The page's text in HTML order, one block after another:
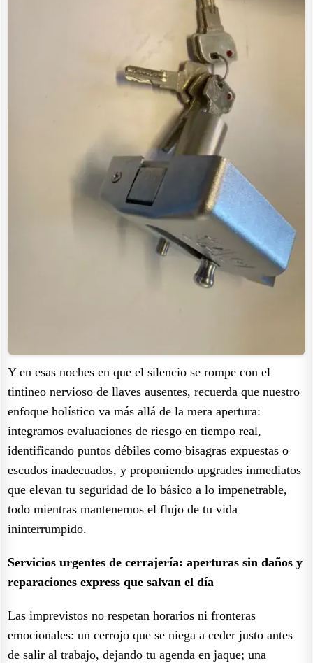
Y en esas noches en que el silencio se rompe con el
tintineo nervioso de llaves ausentes, recuerda que nuestro
enfoque holístico va más allá de la mera apertura:
integramos evaluaciones de riesgo en tiempo real,
identificando puntos débiles como bisagras expuestas o
escudos inadecuados, y proponiendo upgrades inmediatos
que elevan tu seguridad de lo básico a lo impenetrable,
todo mientras mantenemos el flujo de tu vida
ininterrumpido.
Servicios urgentes de cerrajería: aperturas sin daños y
reparaciones express que salvan el día
Las imprevistos no respetan horarios ni fronteras
emocionales: un cerrojo que se niega a ceder justo antes
de salir al trabajo, dejando tu agenda en jaque; una